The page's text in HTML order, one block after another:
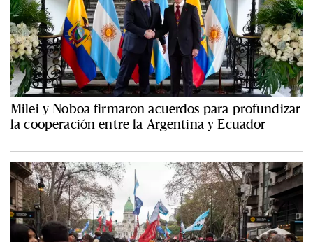
Milei y Noboa firmaron acuerdos para profundizar
la cooperación entre la Argentina y Ecuador